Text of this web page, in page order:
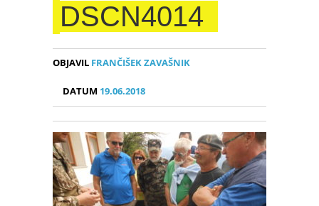
DSCN4014
OBJAVIL FRANČIŠEK ZAVAŠNIK
DATUM 19.06.2018